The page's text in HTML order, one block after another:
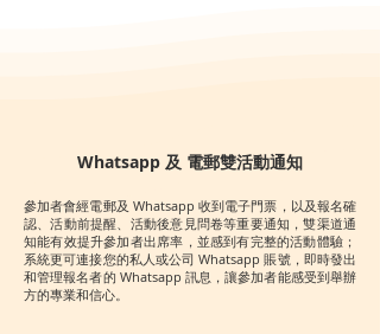
Whatsapp 及 電郵雙活動通知
參加者會經電郵及 Whatsapp 收到電子門票，以及報名確
認、活動前提醒、活動後意見問卷等重要通知，雙渠道通
知能有效提升參加者出席率，並感到有完整的活動體驗；
系統更可連接您的私人或公司 Whatsapp 賬號，即時發出
和管理報名者的 Whatsapp 訊息，讓參加者能感受到舉辦
方的專業和信心。